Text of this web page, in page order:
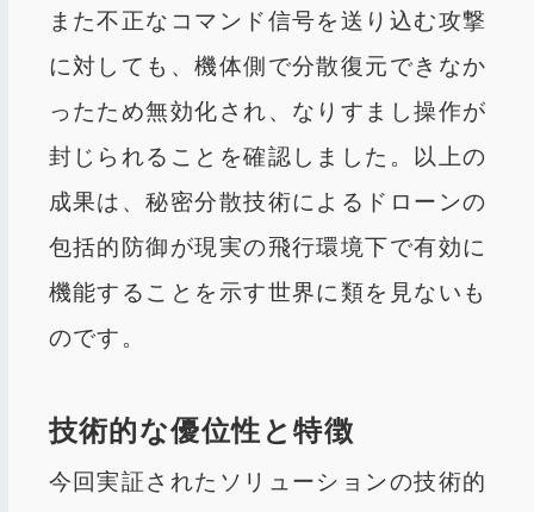
また不正なコマンド信号を送り込む攻撃
に対しても、機体側で分散復元できなか
ったため無効化され、なりすまし操作が
封じられることを確認しました。以上の
成果は、秘密分散技術によるドローンの
包括的防御が現実の飛行環境下で有効に
機能することを示す世界に類を見ないも
のです。
技術的な優位性と特徴
今回実証されたソリューションの技術的